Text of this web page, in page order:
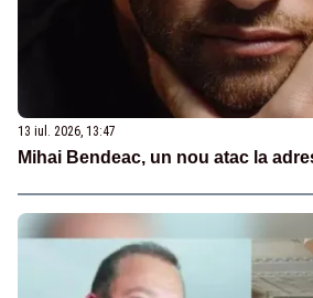
13 iul. 2026, 13:47
Mihai Bendeac, un nou atac la